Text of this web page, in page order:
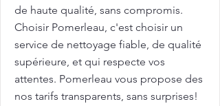
de haute qualité, sans compromis.
Choisir Pomerleau, c'est choisir un
service de nettoyage fiable, de qualité
supérieure, et qui respecte vos
attentes. Pomerleau vous propose des
nos tarifs transparents, sans surprises!